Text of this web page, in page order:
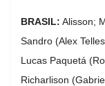
BRASIL: Alisson;
Sandro (Alex
Lucas Paquetá
Richarlison